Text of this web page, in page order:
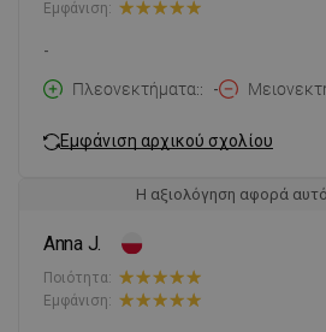
Εμφάνιση:
-
Πλεονεκτήματα:
-
Εμφάνιση αρχικού σχολίου
Η αξιολόγηση αφορά
Anna J.
Ποιότητα:
Εμφάνιση: